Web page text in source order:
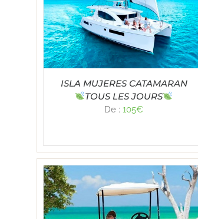
ISLA MUJERES CATAMARAN
TOUS LES JOURS
De :105€
Note4.83
sur 5
SELECT OPTIONS / DÉTAILS